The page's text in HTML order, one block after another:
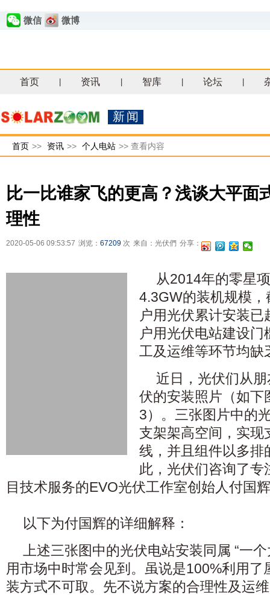
微信 微博
首页 资讯 智库 论坛
新闻
首页 >> 资讯 >> 个人电站 >> 查看内容
比一比谁家飞的更高？浅谈大平面
理性
2020-05-06 09:53:57 浏览： 67209 次 来自：光伏們 分享：
从2014年的零星
4.3GW的装机规模
户用光伏累计安装
户用光伏电站建设
工及运维等环节均缺
近日，光伏们从
伏的安装照片（如下
3）。三张图片中的
支架架高空间，实现
线，并且组件以多排
此，光伏们咨询了
目技术服务的EVO光伏工作室创始人付国
以下为付国辉的详细解释：
上述三张图中的光伏电站安装同属 “一
用市场中时常会见到。虽说是100%利用了
装方式不可取。先不说方案的合理性及运